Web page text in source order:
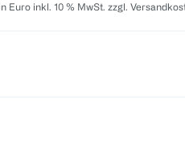
Euro inkl. 10 % MwSt. zzgl.